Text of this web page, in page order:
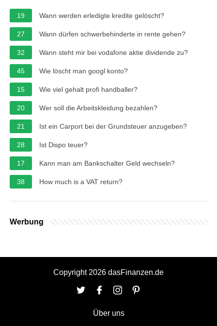
19 Wann werden erledigte kredite gelöscht?
27 Wann dürfen schwerbehinderte in rente gehen?
32 Wann steht mir bei vodafone aktie dividende zu?
45 Wie löscht man googl konto?
15 Wie viel gehalt profi handballer?
20 Wer soll die Arbeitskleidung bezahlen?
21 Ist ein Carport bei der Grundsteuer anzugeben?
28 Ist Dispo teuer?
17 Kann man am Bankschalter Geld wechseln?
38 How much is a VAT return?
Werbung
Copyright 2026 dasFinanzen.de
Über uns